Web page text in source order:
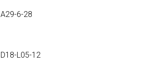
A29-6-28
D18-L05-12